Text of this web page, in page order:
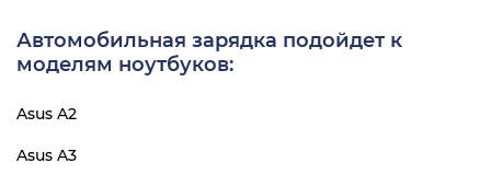
Автомобильная зарядка подойдет к
моделям ноутбуков:
Asus A2
Asus A3